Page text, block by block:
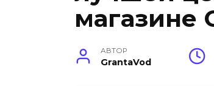
магазине
АВТОР
GrantaVod